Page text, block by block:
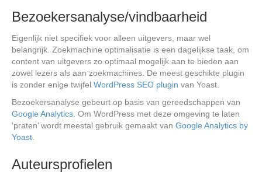
Bezoekersanalyse/vindbaarheid
Eigenlijk niet specifiek voor alleen uitgevers, maar wel
belangrijk. Zoekmachine optimalisatie is een dagelijkse taak, om
content van uitgevers zo optimaal mogelijk aan te bieden aan
zowel lezers als aan zoekmachines. De meest geschikte plugin
is zonder enige twijfel WordPress SEO plugin van Yoast.
Bezoekersanalyse gebeurt op basis van gereedschappen van
Google Analytics . Om WordPress met deze omgeving te laten
‘praten’ wordt meestal gebruik gemaakt van Google Analytics by
Yoast
Auteursprofielen